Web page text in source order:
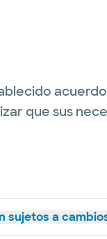
que sus
sujetos a